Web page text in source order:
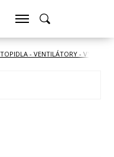
- VENTILÁTORY -